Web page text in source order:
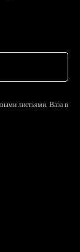
листьями. Ваза в